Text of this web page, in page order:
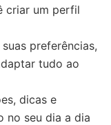
criar um perfil
preferências,
tudo ao
dicas e
no seu dia a dia